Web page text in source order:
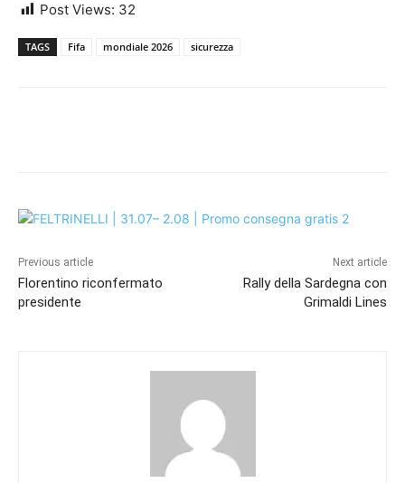
Post Views: 32
TAGS Fifa mondiale 2026 sicurezza
Previous article
Florentino riconfermato
presidente
Next article
Rally della Sardegna con
Grimaldi Lines